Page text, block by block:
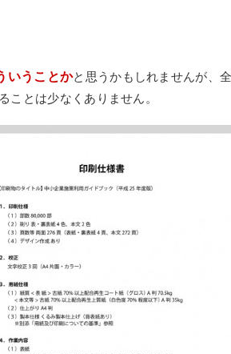
いうことかと思うかもしれませんが、
とは少なくありません。